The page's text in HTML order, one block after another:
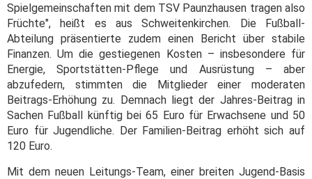
Spielgemeinschaften mit dem TSV Paunzhausen tragen also
Früchte", heißt es aus Schweitenkirchen. Die Fußball-
Abteilung präsentierte zudem einen Bericht über stabile
Finanzen. Um die gestiegenen Kosten – insbesondere für
Energie, Sportstätten-Pflege und Ausrüstung – aber
abzufedern, stimmten die Mitglieder einer moderaten
Beitrags-Erhöhung zu. Demnach liegt der Jahres-Beitrag in
Sachen Fußball künftig bei 65 Euro für Erwachsene und 50
Euro für Jugendliche. Der Familien-Beitrag erhöht sich auf
120 Euro.
Mit dem neuen Leitungs-Team, einer breiten Jugend-Basis